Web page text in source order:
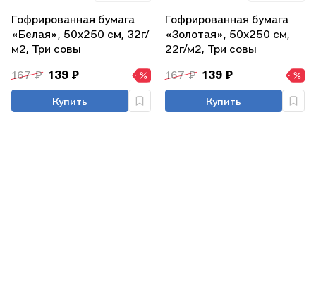
Гофрированная бумага
«Белая», 50х250 см, 32г/
м2, Три совы
167 ₽ 139 ₽
Купить
Гофрированная бумага
«Золотая», 50х250 см,
22г/м2, Три совы
167 ₽ 139 ₽
Купить